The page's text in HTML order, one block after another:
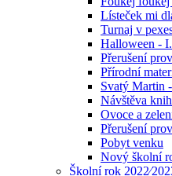
Lísteček mi
Turnaj v
Halloween - I.
Přerušení
Přírodní
Svatý Martin
Návštěva
Ovoce a
Přerušení
Pobyt venku
Nový školní
Školní rok